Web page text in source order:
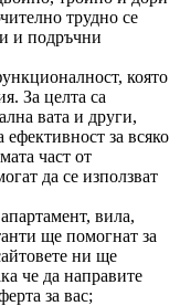
трудно се
и подръчни
която
За целта са
вата и други,
за всяко
част от
да се използват
вила,
ще помогнат за
ни ще
че да направите
за вас;